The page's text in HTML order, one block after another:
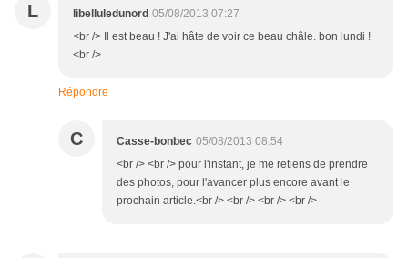
L libelluledunord 05/08/2013 07:27
<br /> Il est beau ! J'ai hâte de voir ce beau châle. bon lundi !
<br />
Répondre
C Casse-bonbec 05/08/2013 08:54
<br /> <br /> pour l'instant, je me retiens de prendre
des photos, pour l'avancer plus encore avant le
prochain article.<br /> <br /> <br /> <br />